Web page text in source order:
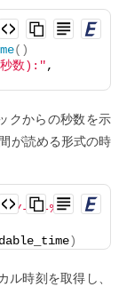
()
秒数):",
クからの秒数を示
が読める形式の時
"%Y-%m-%d
)
ル時刻を取得し、